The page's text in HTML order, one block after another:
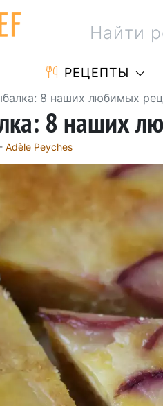
PЕЦЕПТЫ
8 наших любимых
8 наших
Adèle Peyches